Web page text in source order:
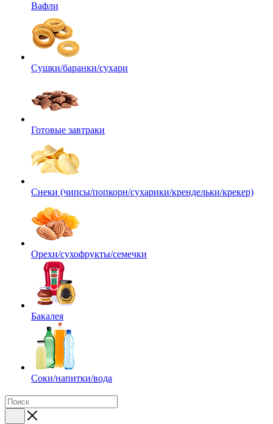
Вафли
Сушки/баранки/сухари
Готовые завтраки
Снеки (чипсы/попкорн/сухарики/крендельки/крекер)
Орехи/сухофрукты/семечки
Бакалея
Соки/напитки/вода